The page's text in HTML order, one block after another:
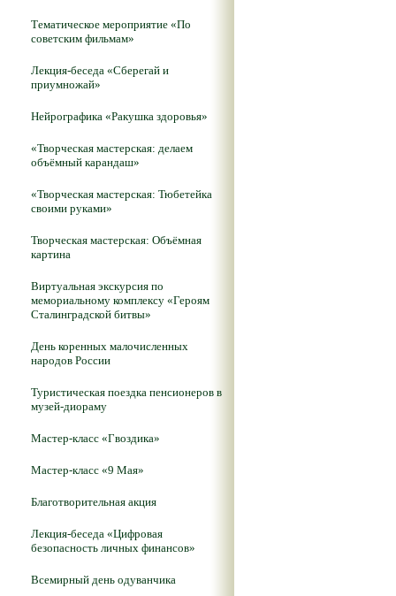
Тематическое мероприятие «По
советским фильмам»
Лекция-беседа «Сберегай и
приумножай»
Нейрографика «Ракушка здоровья»
«Творческая мастерская: делаем
объёмный карандаш»
«Творческая мастерская: Тюбетейка
своими руками»
Творческая мастерская: Объёмная
картина
Виртуальная экскурсия по
мемориальному комплексу «Героям
Сталинградской битвы»
День коренных малочисленных
народов России
Туристическая поездка пенсионеров в
музей-диораму
Мастер-класс «Гвоздика»
Мастер-класс «9 Мая»
Благотворительная акция
Лекция-беседа «Цифровая
безопасность личных финансов»
Всемирный день одуванчика